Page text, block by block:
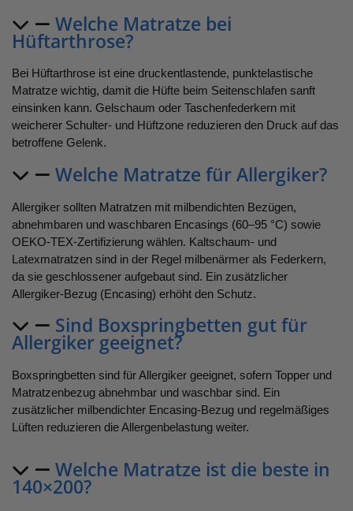
Welche Matratze bei
Hüftarthrose?
Bei Hüftarthrose ist eine druckentlastende, punktelastische
Matratze wichtig, damit die Hüfte beim Seitenschlafen sanft
einsinken kann. Gelschaum oder Taschenfederkern mit
weicherer Schulter- und Hüftzone reduzieren den Druck auf das
betroffene Gelenk.
Welche Matratze für Allergiker?
Allergiker sollten Matratzen mit milbendichten Bezügen,
abnehmbaren und waschbaren Encasings (60–95 °C) sowie
OEKO-TEX-Zertifizierung wählen. Kaltschaum- und
Latexmatratzen sind in der Regel milbenärmer als Federkern,
da sie geschlossener aufgebaut sind. Ein zusätzlicher
Allergiker-Bezug (Encasing) erhöht den Schutz.
Sind Boxspringbetten gut für
Allergiker geeignet?
Boxspringbetten sind für Allergiker geeignet, sofern Topper und
Matratzenbezug abnehmbar und waschbar sind. Ein
zusätzlicher milbendichter Encasing-Bezug und regelmäßiges
Lüften reduzieren die Allergenbelastung weiter.
Welche Matratze ist die beste in
140×200?